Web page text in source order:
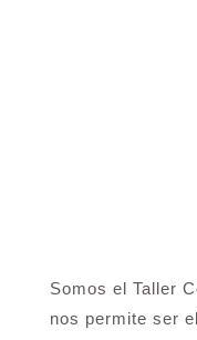
Somos el Taller
nos permite ser